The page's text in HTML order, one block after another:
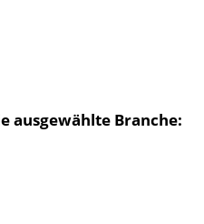
ausgewählte Branche: